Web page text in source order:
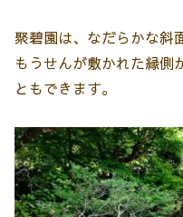
聚碧園は、なだらかな斜
もうせんが敷かれた縁側
ともできます。